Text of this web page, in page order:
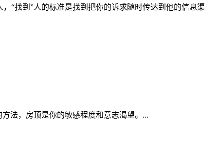
“找到”人的标准是找到把你的诉求随时传达到他的信息渠
法，房顶是你的敏感程度和意志渴望。...